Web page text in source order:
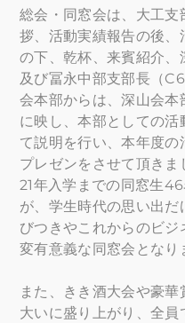
総会・同窓会は、大工
拶、活動実績報告の後
の下、乾杯、来賓紹介、
及び冨永中部支部長（
会本部からは、深山会
に映し、本部としての
て説明を行い、本年度
プレゼンをさせて頂き
21年入学までの同窓生
が、学生時代の思い出
びつきやこれからのビ
変有意義な同窓会となり
また、きき酒大会や豪
大いに盛り上がり、全